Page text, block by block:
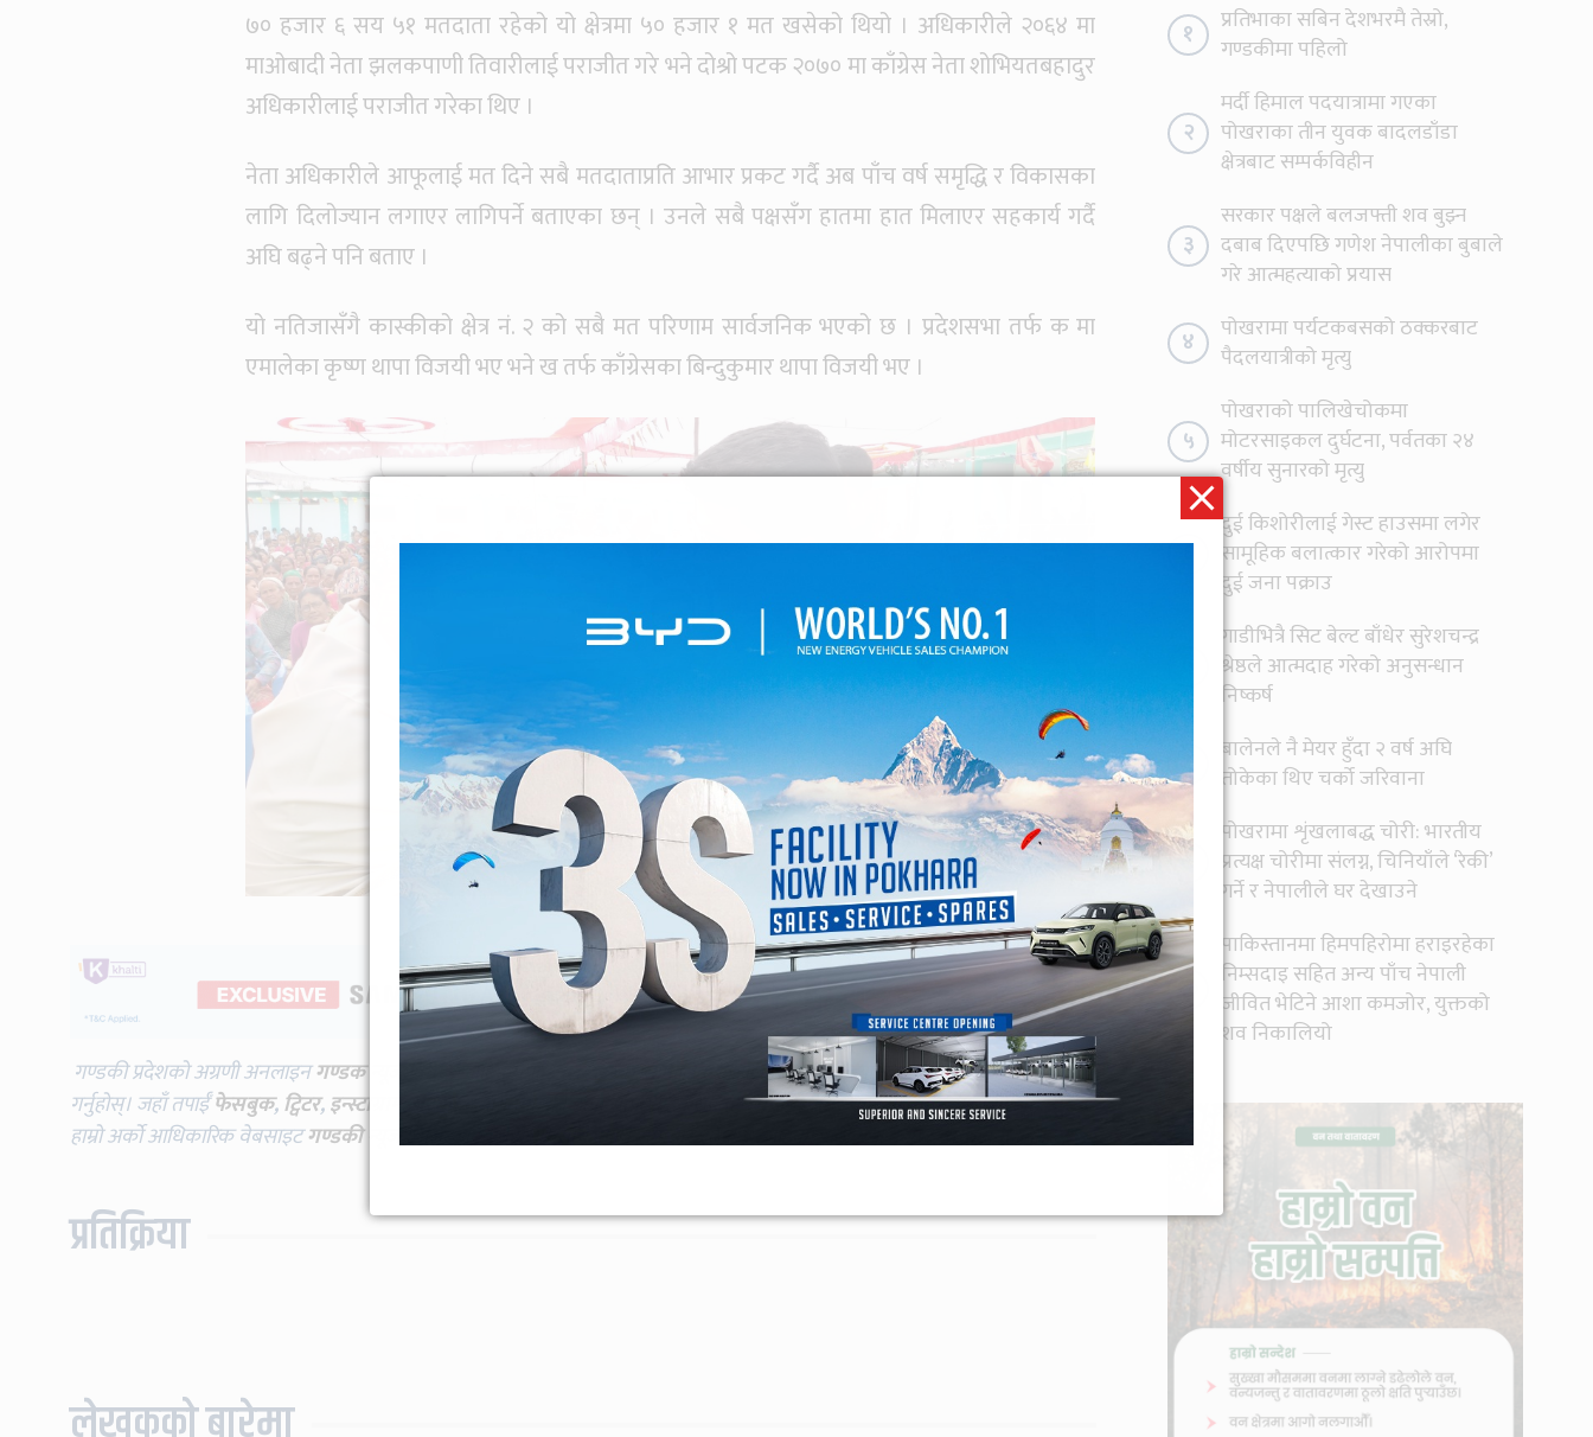
७० हजार ६ सय ५१ मतदाता रहेको यो क्षेत्रमा ५० हजार १ मत खसेको थियो । अधिकारीले २०६४ मा
माओबादी नेता झलकपाणी तिवारीलाई पराजीत गरे भने दोश्रो पटक २०७० मा काँग्रेस नेता शोभियतबहादुर
अधिकारीलाई पराजीत गरेका थिए ।
नेता अधिकारीले आफूलाई मत दिने सबै मतदाताप्रति आभार प्रकट गर्दै अब पाँच वर्ष समृद्धि र विकासका
लागि दिलोज्यान लगाएर लागिपर्ने बताएका छन् । उनले सबै पक्षसँग हातमा हात मिलाएर सहकार्य गर्दै
अघि बढ्ने पनि बताए ।
यो नतिजासँगै कास्कीको क्षेत्र नं. २ को सबै मत परिणाम सार्वजनिक भएको छ । प्रदेशसभा तर्फ क मा
एमालेका कृष्ण थापा विजयी भए भने ख तर्फ काँग्रेसका बिन्दुकुमार थापा विजयी भए ।
गण्डकी प्रदेशको अग्रणी अनलाइनगण्डक न्यूज विभिन्न प्लाटफर्ममा उपलब्ध छन्। सामाजिक सञ्जालहरूमा हाम्रो च्यानल सब्स्क्राइब गर्नयहाँ क्लिक
गर्नुहोस्। जहाँ तपाईँफेसबुक,ट्विटर,इन्स्टाग्राम लगायतमा पनि हाम्रा सामाग्री हेर्न सक्नुहुन्छ। नयाँ खबर थाहा पाउनका लागिगण्डक न्यूजर
हाम्रो अर्को आधिकारिक वेबसाइटगण्डकी न्यूजभिजिट गर्दै गर्नुहोला। साथै, माथि समाचार पढेपछि तपाईँको प्रतिक्रिया के छ? व्यक्त गर्नुहोला।
प्रतिक्रिया
१
प्रतिभाका सबिन देशभरमै तेस्रो,
गण्डकीमा पहिलो
२
मर्दी हिमाल पदयात्रामा गएका
पोखराका तीन युवक बादलडाँडा
क्षेत्रबाट सम्पर्कविहीन
३
सरकार पक्षले बलजफ्ती शव बुझ्न
दबाब दिएपछि गणेश नेपालीका बुबाले
गरे आत्महत्याको प्रयास
४
पोखरामा पर्यटकबसको ठक्करबाट
पैदलयात्रीको मृत्यु
५
पोखराको पालिखेचोकमा
मोटरसाइकल दुर्घटना, पर्वतका २४
वर्षीय सुनारको मृत्यु
६
दुई किशोरीलाई गेस्ट हाउसमा लगेर
सामूहिक बलात्कार गरेको आरोपमा
दुई जना पक्राउ
गाडीभित्रै सिट बेल्ट बाँधेर सुरेशचन्द्र
श्रेष्ठले आत्मदाह गरेको अनुसन्धान
निष्कर्ष
८
बालेनले नै मेयर हुँदा २ वर्ष अघि
तोकेका थिए चर्को जरिवाना
९
पोखरामा शृंखलाबद्ध चोरी: भारतीय
प्रत्यक्ष चोरीमा संलग्न, चिनियाँले ‘रेकी’
गर्ने र नेपालीले घर देखाउने
१०
पाकिस्तानमा हिमपहिरोमा हराइरहेका
निम्सदाइ सहित अन्य पाँच नेपाली
जीवित भेटिने आशा कमजोर, युक्तको
शव निकालियो